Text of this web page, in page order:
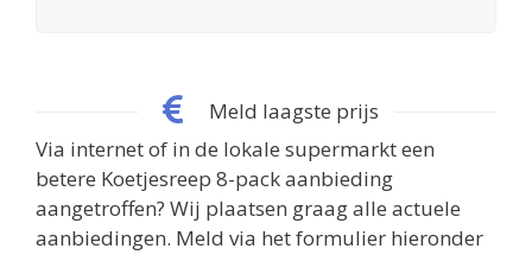
Meld laagste prijs
Via internet of in de lokale supermarkt een
betere Koetjesreep 8-pack aanbieding
aangetroffen? Wij plaatsen graag alle actuele
aanbiedingen. Meld via het formulier hieronder